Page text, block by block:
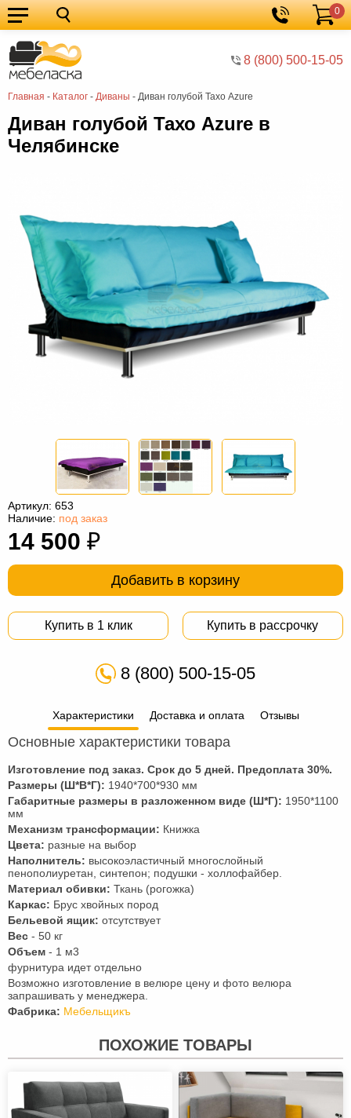
8 (800) 500-15-05
Корзина
0
Главная - Каталог - Диваны - Диван голубой Тахо Azure
Кухонные
гарнитуры
Мебель
для
кухни
Мебель
для
спальни
Кровати
Шкафы
Диваны
мебель
Детская
мебель
Мебель
гостиную
Мебель
прихожей
Столы
Комоды
Офисная
компьютер
трансформер
мешки
Мебель
из
Садовая
Диван голубой Тахо Azure в
Челябинске
Артикул: 653
Наличие: под заказ
14 500 ₽
Добавить в корзину
Купить в 1 клик Купить в рассрочку
8 (800) 500-15-05
Характеристики Доставка и оплата Отзывы
Основные характеристики товара
Изготовление под заказ. Срок до 5 дней. Предоплата 30%.
Размеры (Ш*В*Г): 1940*700*930 мм
Габаритные размеры в разложенном виде (Ш*Г): 1950*1100
мм
Механизм трансформации: Книжка
Цвета: разные на выбор
Наполнитель: высокоэластичный многослойный
пенополиуретан, синтепон; подушки - холлофайбер.
Материал обивки: Ткань (рогожка)
Каркас: Брус хвойных пород
Бельевой ящик: отсутствует
Вес - 50 кг
Объем - 1 м3
фурнитура идет отдельно
Возможно изготовление в велюре цену и фото велюра
запрашивать у менеджера.
Фабрика: Мебельщикъ
ПОХОЖИЕ ТОВАРЫ